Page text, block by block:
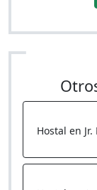
Hostal en